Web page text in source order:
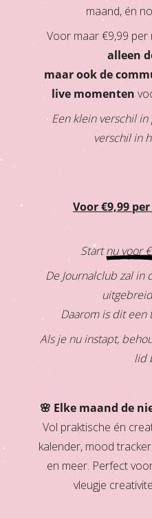
maand, én
Voor maar €9,99 per
alleen
maar ook de
live momenten
Een klein verschil
verschil in
Voor €9,99
Startnu voor
De Journalclub zal in
Daarom is dit
Als je nu instapt,
lid
🌸 Elke maand de
Vol praktische én
kalender, mood
en meer. Perfect
vleugje